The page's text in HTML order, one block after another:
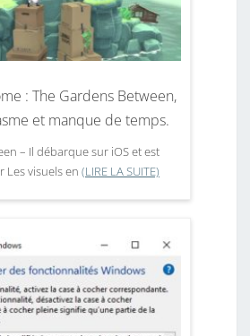
: The Gardens Between,
et manque de temps.
– Il débarque sur iOS et est
Les visuels en (LIRE LA SUITE)